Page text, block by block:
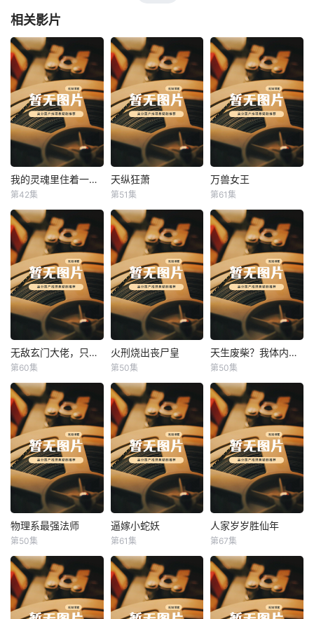
相关影片
我的灵魂里住着一条龙 我的灵魂里住着一条龙
第42集
天纵狂萧
天纵狂萧
第51集
万兽女王
万兽女王
第61集
无敌玄门大佬，只听姐姐的话 无敌玄门大佬，只听姐姐的话
第60集
火刑烧出丧尸皇
火刑烧出丧尸皇
第50集
天生废柴？我体内有神血 天生废柴？我体内有神血
第50集
物理系最强法师
物理系最强法师
第50集
逼嫁小蛇妖
逼嫁小蛇妖
第61集
人家岁岁胜仙年
人家岁岁胜仙年
第67集